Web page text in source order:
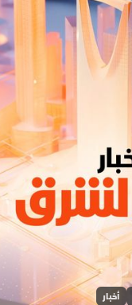
أخبار